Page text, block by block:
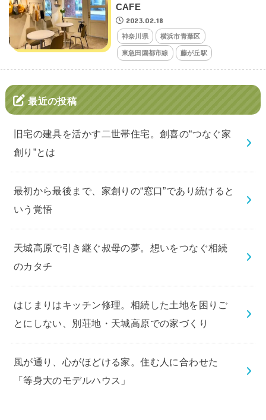
CAFE
2023.02.18
神奈川県 横浜市青葉区
東急田園都市線 藤が丘駅
最近の投稿
旧宅の建具を活かす二世帯住宅。創喜の“つなぐ家
創り”とは
最初から最後まで、家創りの“窓口”であり続けると
いう覚悟
天城高原で引き継ぐ叔母の夢。想いをつなぐ相続
のカタチ
はじまりはキッチン修理。相続した土地を困りご
とにしない、別荘地・天城高原での家づくり
風が通り、心がほどける家。住む人に合わせた
「等身大のモデルハウス」